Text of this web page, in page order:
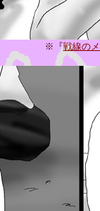
※『戦線の